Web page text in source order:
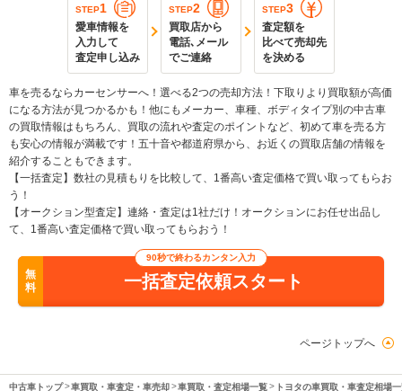
STEP1
愛車情報を
入力して
査定申し込み
STEP2
買取店から
電話､メール
でご連絡
STEP3
査定額を
比べて売却先
を決める
車を売るならカーセンサーへ！選べる2つの売却方法！下取りより買取額が高価
になる方法が見つかるかも！他にもメーカー、車種、ボディタイプ別の中古車
の買取情報はもちろん、買取の流れや査定のポイントなど、初めて車を売る方
も安心の情報が満載です！五十音や都道府県から、お近くの買取店舗の情報を
紹介することもできます。
【一括査定】数社の見積もりを比較して、1番高い査定価格で買い取ってもらお
う！
【オークション型査定】連絡・査定は1社だけ！オークションにお任せ出品し
て、1番高い査定価格で買い取ってもらおう！
無
料
90秒で終わるカンタン入力
一括査定依頼スタート
ページトップへ
中古車トップ 車買取・車査定・車売却 車買取・査定相場一覧 トヨタの車買取・車査定相場